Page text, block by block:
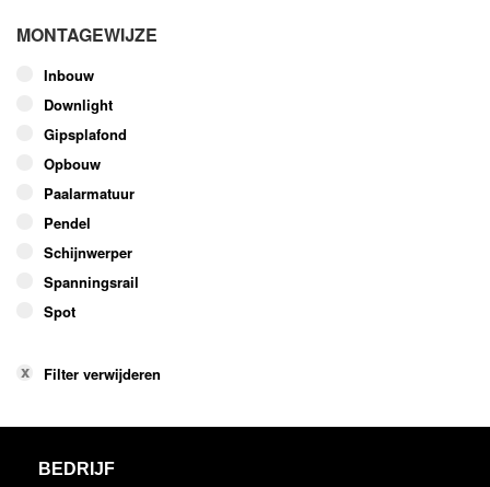
MONTAGEWIJZE
Inbouw
Downlight
Gipsplafond
Opbouw
Paalarmatuur
Pendel
Schijnwerper
Spanningsrail
Spot
Filter verwijderen
BEDRIJF